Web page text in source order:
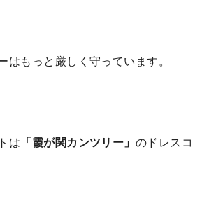
はもっと厳しく守っています。
は 「霞が関カンツリー」 のドレスコ